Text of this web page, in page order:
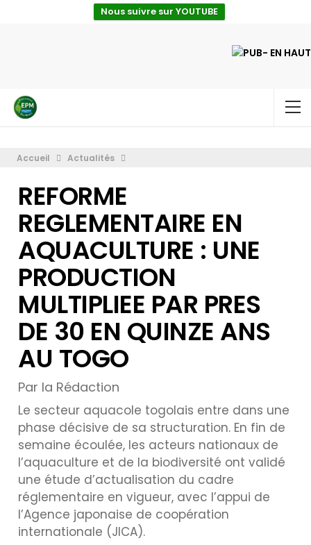
Nous suivre sur YOUTUBE
Accueil Actualités
REFORME
REGLEMENTAIRE EN
AQUACULTURE : UNE
PRODUCTION
MULTIPLIEE PAR PRES
DE 30 EN QUINZE ANS
AU TOGO
Par la Rédaction
Le secteur aquacole togolais entre dans une
phase décisive de sa structuration. En fin de
semaine écoulée, les acteurs nationaux de
l’aquaculture et de la biodiversité ont validé
une étude d’actualisation du cadre
réglementaire en vigueur, avec l’appui de
l’Agence japonaise de coopération
internationale (JICA).